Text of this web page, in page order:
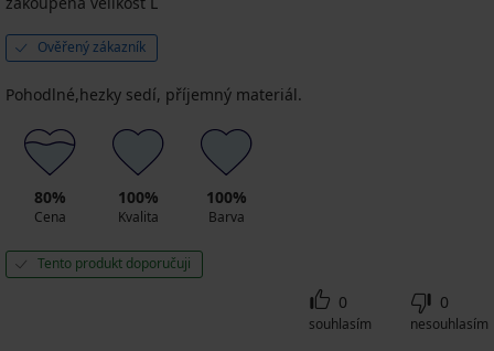
Ověřený zákazník
Pohodlné,hezky sedí, příjemný materiál.
80%
Cena
100%
Kvalita
100%
Barva
Tento produkt doporučuji
0
souhlasím
0
nesouhlasím